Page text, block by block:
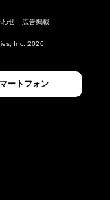
わせ 広告掲載
Inc. 2026
ートフォン